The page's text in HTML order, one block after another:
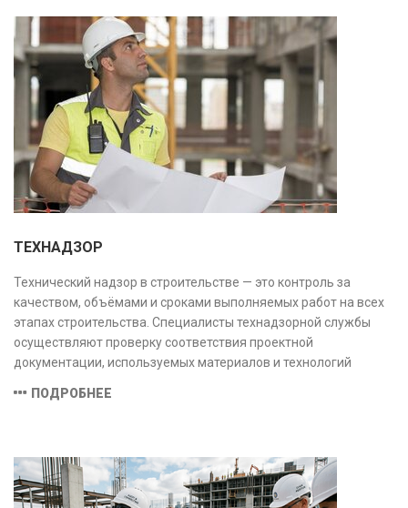
ТЕХНАДЗОР
Технический надзор в строительстве — это контроль за
качеством, объёмами и сроками выполняемых работ на всех
этапах строительства. Специалисты технадзорной службы
осуществляют проверку соответствия проектной
документации, используемых материалов и технологий
безопасность и надёжность объекта.
ПОДРОБНЕЕ